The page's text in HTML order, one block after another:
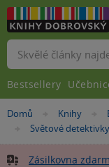
Nacházíte
Domů »Knihy
»
Světové detektivky
Zásilkovna
Vyhledávání
Bestsellery